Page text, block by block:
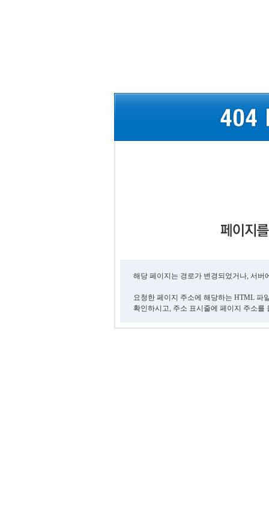
해당 페이지는 경로가 변경되었거나, 서
요청한 페이지 주소에 해당하는 HTML 파
확인하시고, 주소 표시줄에 페이지 주소